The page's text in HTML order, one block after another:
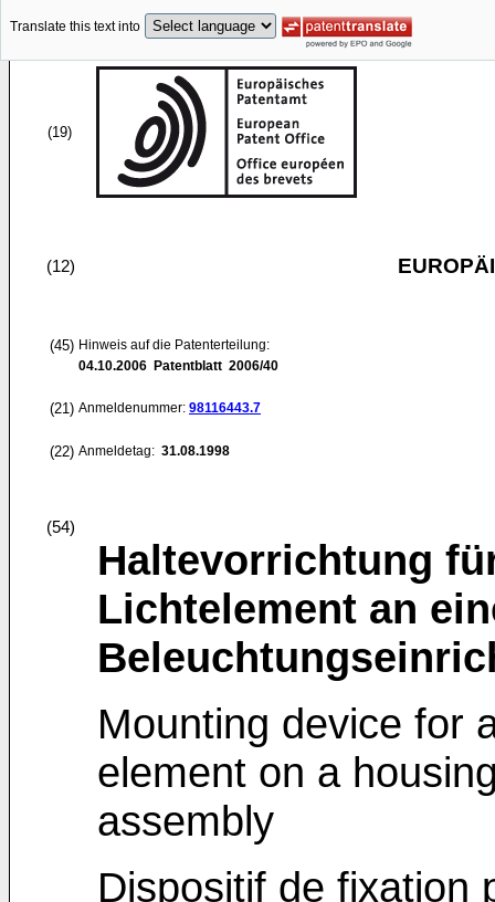
Translate this text into
(19)
(12)
(45) Hinweis auf die Patenterteilung:
04.10.2006 Patentblatt 2006/40
(21) Anmeldenummer: 98116443.7
(22) Anmeldetag: 31.08.1998
(54)
Haltevorrichtung
Lichtelement an
Mounting device for
element on a
assembly
Dispositif de fixation